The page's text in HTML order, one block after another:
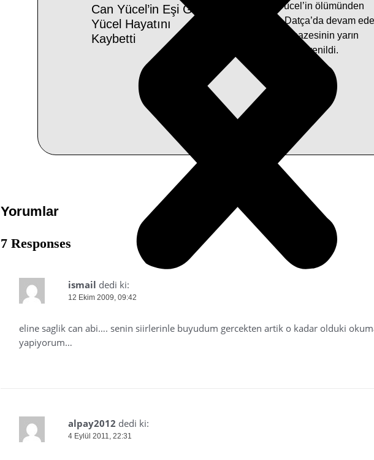
Can Yücel’in Eşi Güler
Yücel Hayatını
Kaybetti
kaybetti. Can Yücel’in ölümünden
sonra hayatına Datça’da devam
Güler Yücel’in cenazesinin yarın
toprağa verileceği öğrenildi.
Yorumlar
7 Responses
ismail dedi ki:
12 Ekim 2009, 09:42
eline saglik can abi…. senin siirlerinle buyudum gercekten artik o kadar olduki
yapiyorum…
alpay2012 dedi ki:
4 Eylül 2011, 22:31